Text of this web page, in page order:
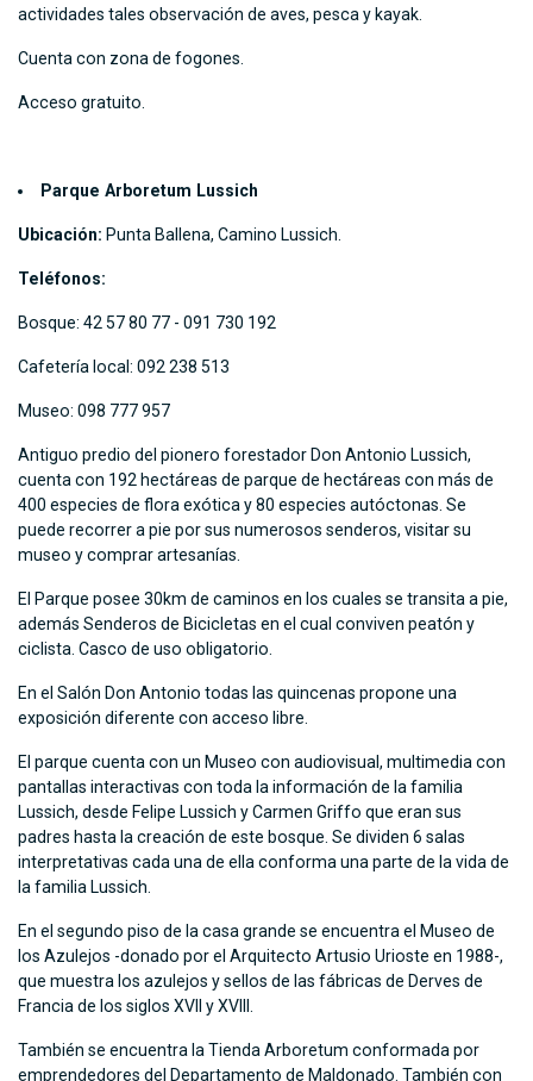
actividades tales observación de aves, pesca y kayak.
Cuenta con zona de fogones.
Acceso gratuito.
Parque Arboretum Lussich
Ubicación: Punta Ballena, Camino Lussich.
Teléfonos:
Bosque: 42 57 80 77 - 091 730 192
Cafetería local: 092 238 513
Museo: 098 777 957
Antiguo predio del pionero forestador Don Antonio Lussich,
cuenta con 192 hectáreas de parque de hectáreas con más de
400 especies de flora exótica y 80 especies autóctonas. Se
puede recorrer a pie por sus numerosos senderos, visitar su
museo y comprar artesanías.
El Parque posee 30km de caminos en los cuales se transita a pie,
además Senderos de Bicicletas en el cual conviven peatón y
ciclista. Casco de uso obligatorio.
En el Salón Don Antonio todas las quincenas propone una
exposición diferente con acceso libre.
El parque cuenta con un Museo con audiovisual, multimedia con
pantallas interactivas con toda la información de la familia
Lussich, desde Felipe Lussich y Carmen Griffo que eran sus
padres hasta la creación de este bosque. Se dividen 6 salas
interpretativas cada una de ella conforma una parte de la vida de
la familia Lussich.
En el segundo piso de la casa grande se encuentra el Museo de
los Azulejos -donado por el Arquitecto Artusio Urioste en 1988-,
que muestra los azulejos y sellos de las fábricas de Derves de
Francia de los siglos XVII y XVIII.
También se encuentra la Tienda Arboretum conformada por
emprendedores del Departamento de Maldonado. También con